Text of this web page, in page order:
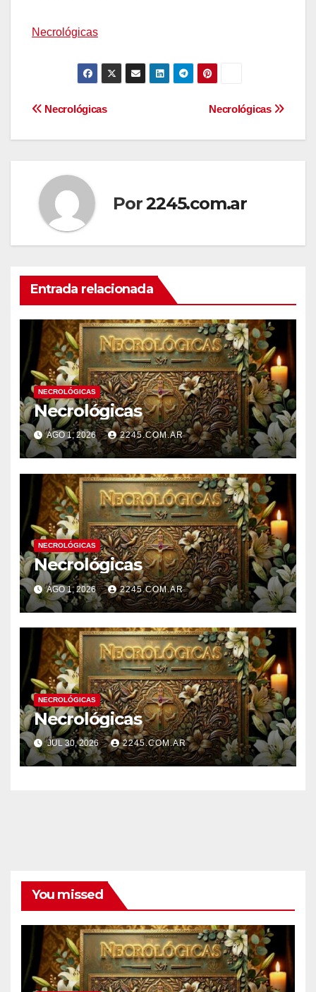
Necrológicas
Navegación
de
entradas
Necrológicas
Necrológicas
Por2245.com.ar
Entrada relacionada
NECROLÓGICAS
Necrológicas
AGO 1, 2026 2245.COM.AR
NECROLÓGICAS
Necrológicas
AGO 1, 2026 2245.COM.AR
NECROLÓGICAS
Necrológicas
JUL 30, 2026 2245.COM.AR
You missed